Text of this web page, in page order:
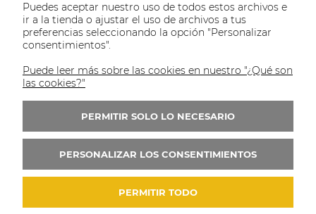
DIRECCIÓN DE ENVÍO Y ALMACÉN
41-902, Bytom
Tel.:
+(48)515-965-404
Correo:trade@pematsc.pl
Puedes aceptar nuestro uso de todos estos archivos e
ir a la tienda o ajustar el uso de archivos a tus
preferencias seleccionando la opción "Personalizar
consentimientos".
Puede leer más sobre las cookies en nuestro "¿Qué son
las cookies?"
PERMITIR SOLO LO NECESARIO
PERSONALIZAR LOS CONSENTIMIENTOS
PERMITIR TODO